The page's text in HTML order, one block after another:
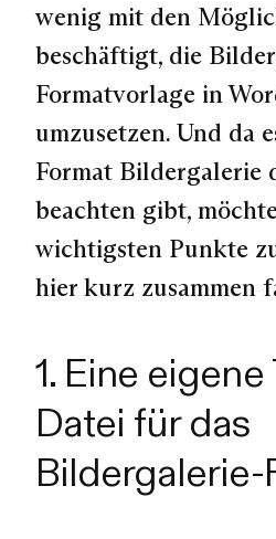
wenig mit den
beschäftigt, die
Formatvorlage in
umzusetzen. Und da
Format Bildergalerie
beachten gibt,
wichtigsten Punkte
hier kurz zusammen
1. Eine
Datei für das